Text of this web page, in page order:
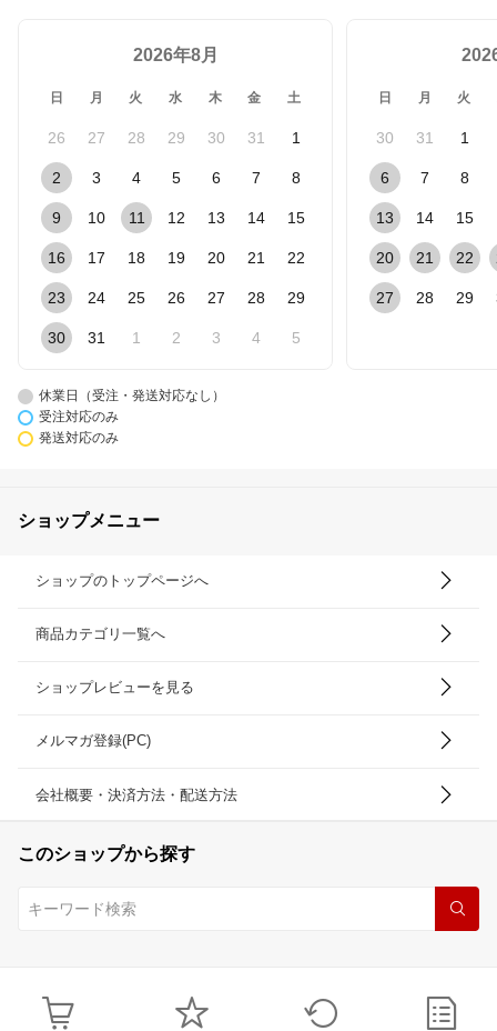
2026年8月
日 月 火 水 木 金 土
26 27 28 29 30 31 1
2 3 4 5 6 7 8
9 10 11 12 13 14 15
16 17 18 19 20 21 22
23 24 25 26 27 28 29
30 31 1 2 3 4 5
日 月 火
30 31 1
6 7 8
13 14 15
20 21 22
27 28 29
休業日（受注・発送対応なし）
受注対応のみ
発送対応のみ
ショップメニュー
ショップのトップページへ
商品カテゴリ一覧へ
ショップレビューを見る
メルマガ登録(PC)
会社概要・決済方法・配送方法
このショップから探す